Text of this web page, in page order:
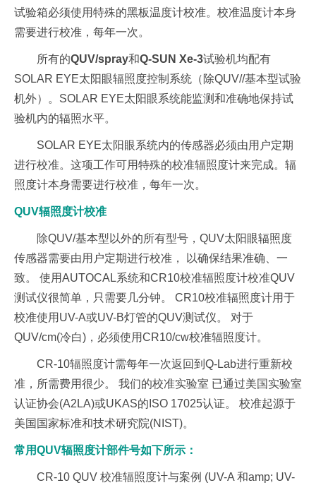
试验箱必须使用特殊的黑板温度计校准。校准温度计本身
需要进行校准，每年一次。
所有的QUV/spray和Q-SUN Xe-3试验机均配有
SOLAR EYE太阳眼辐照度控制系统（除QUV//基本型试验
机外）。SOLAR EYE太阳眼系统能监测和准确地保持试
验机内的辐照水平。
SOLAR EYE太阳眼系统内的传感器必须由用户定期
进行校准。这项工作可用特殊的校准辐照度计来完成。辐
照度计本身需要进行校准，每年一次。
QUV辐照度计校准
除QUV/基本型以外的所有型号，QUV太阳眼辐照度
传感器需要由用户定期进行校准， 以确保结果准确、一
致。 使用AUTOCAL系统和CR10校准辐照度计校准QUV
测试仪很简单，只需要几分钟。 CR10校准辐照度计用于
校准使用UV-A或UV-B灯管的QUV测试仪。 对于
QUV/cm(冷白)，必须使用CR10/cw校准辐照度计。
CR-10辐照度计需每年一次返回到Q-Lab进行重新校
准，所需费用很少。 我们的校准实验室 已通过美国实验室
认证协会(A2LA)或UKAS的ISO 17025认证。 校准起源于
美国国家标准和技术研究院(NIST)。
常用QUV辐照度计部件号如下所示：
CR-10 QUV 校准辐照度计与案例 (UV-A 和amp; UV-